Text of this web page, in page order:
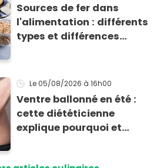
Sources de fer dans
l'alimentation : différents
types et différences
Le 05/08/2026 à 16h00
Ventre ballonné en été :
cette diététicienne
explique pourquoi et